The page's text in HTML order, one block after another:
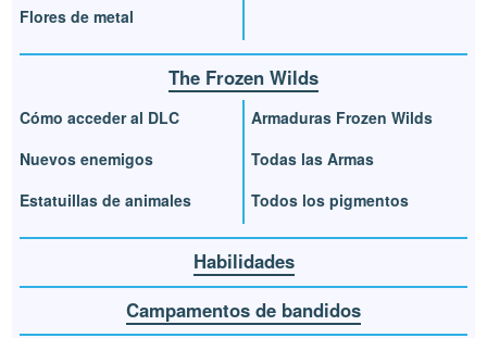
Flores de metal
The Frozen Wilds
Cómo acceder al DLC
Nuevos enemigos
Estatuillas de animales
Armaduras Frozen Wilds
Todas las Armas
Todos los pigmentos
Habilidades
Campamentos de bandidos